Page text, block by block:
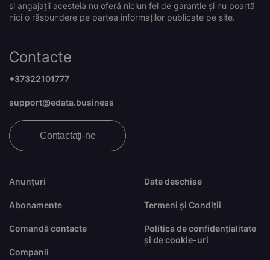
și angajații acesteia nu oferă niciun fel de garanție și nu poartă
nici o răspundere pe partea informaților publicate pe site.
Anunțuri
Abonamente
Comandă contacte
Companii
Date deschise
Termeni și Condiții
Politica de confidențialitate
și de cookie-uri
Contacte
+37322101777
support@edata.business
Contactați-ne